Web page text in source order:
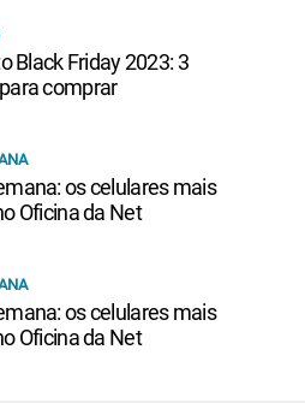
Black Friday 2023: 3
comprar
os celulares mais
Oficina da Net
os celulares mais
Oficina da Net